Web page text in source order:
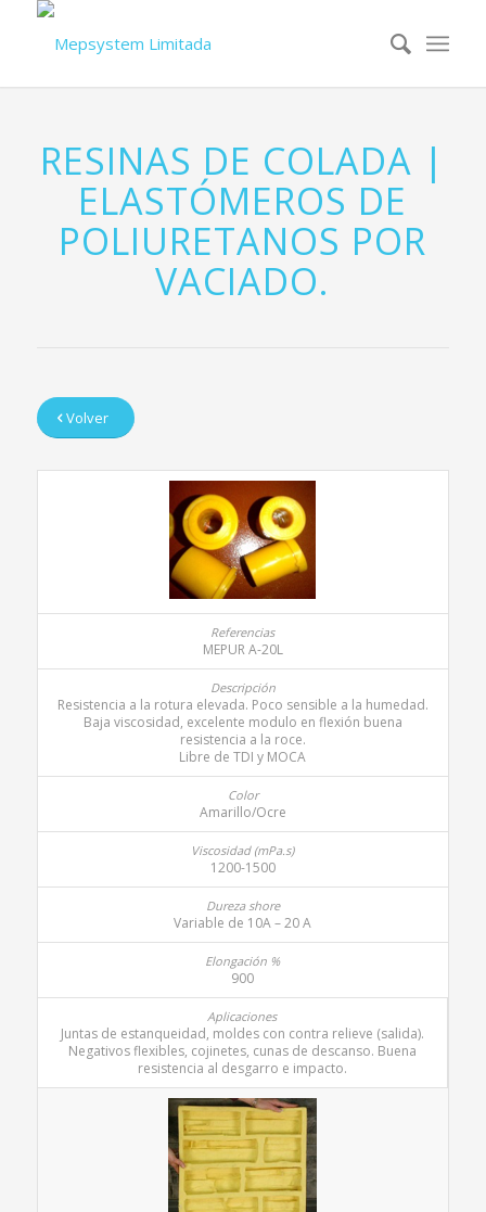
RESINAS DE COLADA |
ELASTÓMEROS DE
POLIURETANOS POR
VACIADO.
Volver
MEPUR A-20L
Resistencia a la rotura elevada. Poco sensible a la humedad.
Baja viscosidad, excelente modulo en flexión buena
resistencia a la roce.
Libre de TDI y MOCA
Amarillo/Ocre
1200-1500
Variable de 10A – 20 A
900
Juntas de estanqueidad, moldes con contra relieve (salida).
Negativos flexibles, cojinetes, cunas de descanso. Buena
resistencia al desgarro e impacto.